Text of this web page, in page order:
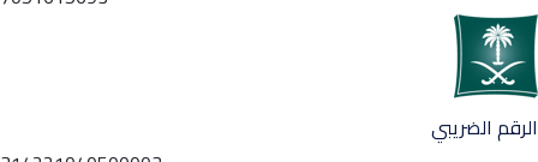
الرقم الضريبي